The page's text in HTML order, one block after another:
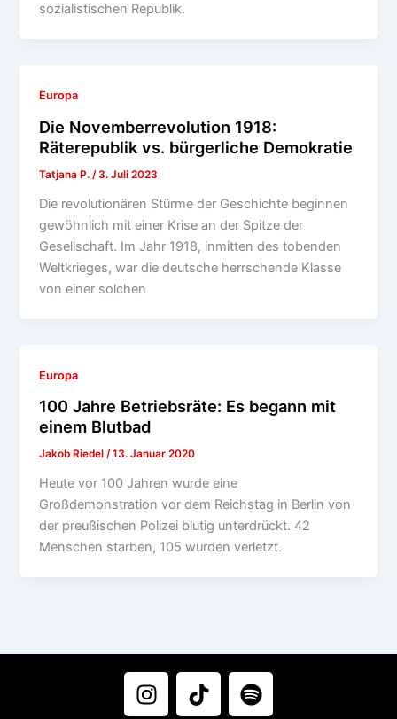
sozialistischen Republik.
Europa
Die Novemberrevolution 1918:
Räterepublik vs. bürgerliche Demokratie
Tatjana P. /3. Juli 2023
Die revolutionären Stürme der Geschichte beginnen
gewöhnlich mit einer Krise an der Spitze der
Gesellschaft. Im Jahr 1918, inmitten des tobenden
Weltkrieges, war die deutsche herrschende Klasse
von einer solchen
Europa
100 Jahre Betriebsräte: Es begann mit
einem Blutbad
Jakob Riedel/13. Januar 2020
Heute vor 100 Jahren wurde eine
Großdemonstration vor dem Reichstag in Berlin von
der preußischen Polizei blutig unterdrückt. 42
Menschen starben, 105 wurden verletzt.
I
n
T
i
S
p